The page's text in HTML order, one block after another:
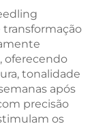
oferecendo
tonalidade
após
precisão
os